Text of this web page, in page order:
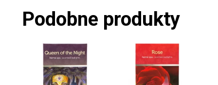
Podobne produkty